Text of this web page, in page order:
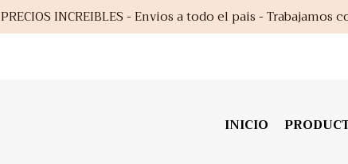
PRECIOS INCREIBLES - Envios a todo el pais -
INICIO